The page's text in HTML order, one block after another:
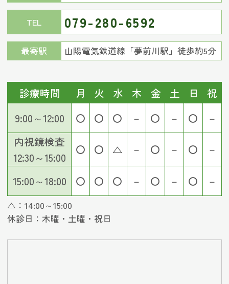
TEL 079-280-6592
最寄駅 山陽電気鉄道線「夢前川駅」徒歩約5分
△：14:00～15:00
休診日：木曜・土曜・祝日
診療時間 月 火 水 木 金 土 日
祝
9:00～12:00
〇 〇 〇 － 〇 － 〇
－
内視鏡検査
12:30～15:00
〇 〇 △ － 〇 － 〇 －
15:00～18:00 〇 〇 〇 － 〇 － 〇 －